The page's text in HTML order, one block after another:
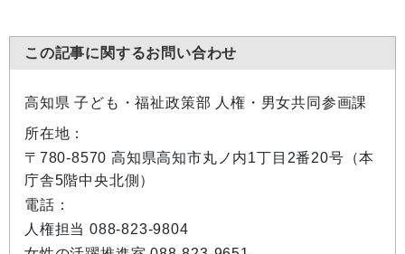
この記事に関するお問い合わせ
高知県 子ども・福祉政策部 人権・男女共同参画課
所在地：
〒780-8570 高知県高知市丸ノ内1丁目2番20号（本
庁舎5階中央北側）
電話：
人権担当 088-823-9804